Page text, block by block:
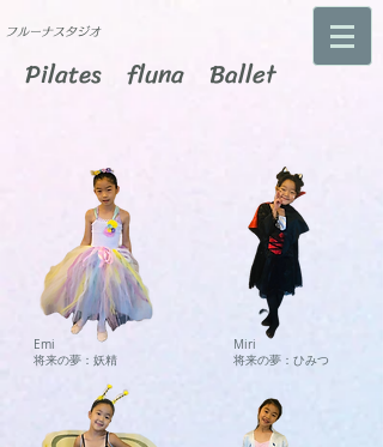
Pilates fluna Ballet
​フルーナスタジオ
Emi
将来の夢：妖精
Miri
将来の夢：ひみつ